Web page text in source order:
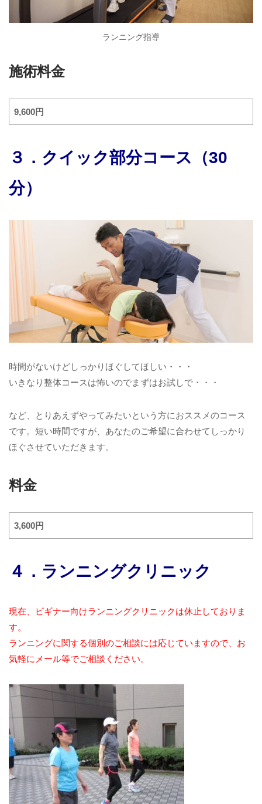
ランニング指導
施術料金
9,600円
３．クイック部分コース（30
分）
時間がないけどしっかりほぐしてほしい・・・
いきなり整体コースは怖いのでまずはお試しで・・・
など、とりあえずやってみたいという方におススメのコース
です。短い時間ですが、あなたのご希望に合わせてしっかり
ほぐさせていただきます。
料金
3,600円
４．ランニングクリニック
現在、ビギナー向けランニングクリニックは休止しておりま
す。
ランニングに関する個別のご相談には応じていますので、お
気軽にメール等でご相談ください。